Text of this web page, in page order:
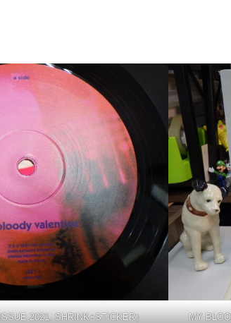
2021, SHRINK+STICKER） MY